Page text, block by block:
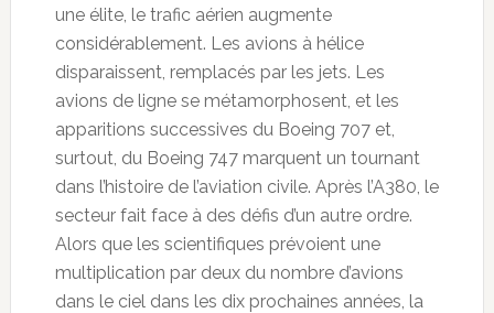
une élite, le trafic aérien augmente
considérablement. Les avions à hélice
disparaissent, remplacés par les jets. Les
avions de ligne se métamorphosent, et les
apparitions successives du Boeing 707 et,
surtout, du Boeing 747 marquent un tournant
dans l’histoire de l’aviation civile. Après l’A380, le
secteur fait face à des défis d’un autre ordre.
Alors que les scientifiques prévoient une
multiplication par deux du nombre d’avions
dans le ciel dans les dix prochaines années, la